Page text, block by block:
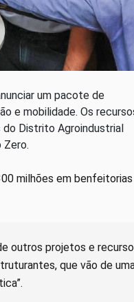
um pacote de
e mobilidade. Os
Distrito Agroindustrial
Zero.
milhões em benfeitorias
outros projetos e
que vão de